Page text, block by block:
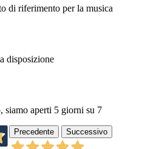
di riferimento per la musica
disposizione
siamo aperti 5 giorni su 7
Precedente Successivo